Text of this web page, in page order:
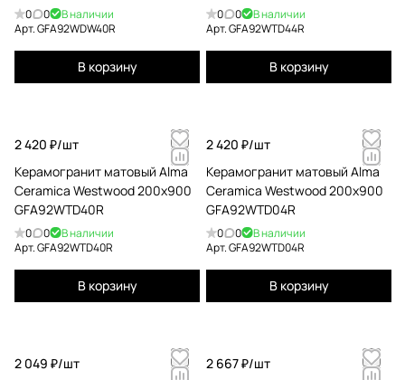
0 0
В наличии
Арт.GFA92WDW40R
В корзину
0 0
В наличии
Арт.GFA92WTD44R
В корзину
2 420 ₽/шт
Керамогранит матовый Alma
Ceramica Westwood 200x900
GFA92WTD40R
0 0
В наличии
Арт.GFA92WTD40R
В корзину
2 420 ₽/шт
Керамогранит матовый Alma
Ceramica Westwood 200x900
GFA92WTD04R
0 0
В наличии
Арт.GFA92WTD04R
В корзину
2 049 ₽/шт
2 667 ₽/шт